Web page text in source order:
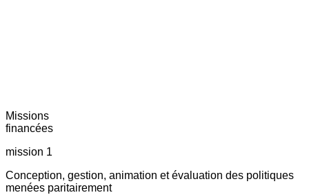
Missions
financées
mission 1
Conception, gestion, animation et évaluation des politiques
menées paritairement